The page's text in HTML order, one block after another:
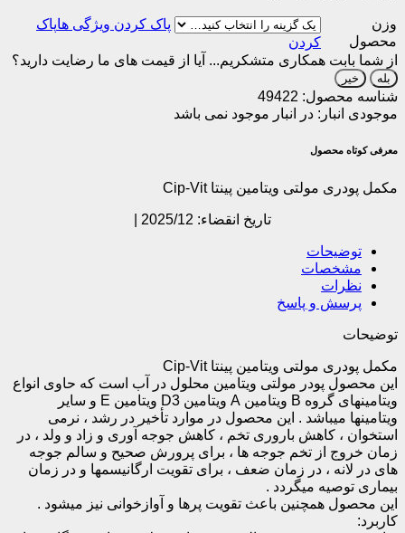
وزن
محصول
پاک
کردن
از شما بابت همکاری متشکریم... آیا از قیمت های ما رضایت دارید؟
بله خیر
شناسه محصول: 49422
موجودی انبار: در انبار موجود نمی باشد
معرفی کوتاه محصول
مکمل پودری مولتی ویتامین پینتا Cip-Vit
تاریخ انقضاء: 2025/12 |
توضیحات
مشخصات
نظرات
پرسش و پاسخ
توضیحات
مکمل پودری مولتی ویتامین پینتا Cip-Vit
این محصول پودر مولتی ویتامین محلول در آب است که حاوی انواع
ویتامینهای گروه B ویتامین A ویتامین D3 ویتامین E
و سایر
ویتامینها میباشد . این محصول در موارد تأخیر در رشد ، نرمی
استخوان ، کاهش باروری تخم ، کاهش جوجه آوری و زاد و ولد ، در
زمان خروج از تخم جوجه ها ، برای پرورش صحیح و سالم جوجه
های در لانه ، در زمان ضعف ، برای تقویت ارگانیسمها و در زمان
بیماری توصیه میگردد .
این محصول همچنین باعث تقویت پرها و آوازخوانی نیز میشود .
کاربرد: